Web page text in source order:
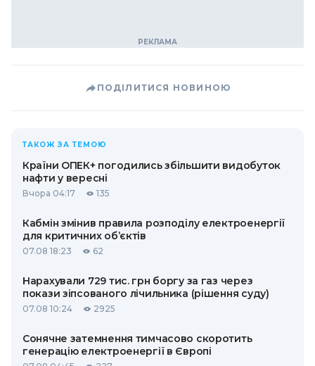
ПОДІЛИТИСЯ НОВИНОЮ
ТАКОЖ ЗА ТЕМОЮ
Країни ОПЕК+ погодились збільшити видобуток
нафти у вересні
Вчора 04:17 135
Кабмін змінив правила розподілу електроенергії
для критичних об’єктів
07.08 18:23 62
Нарахували 729 тис. грн боргу за газ через
покази зіпсованого лічильника (рішення суду)
07.08 10:24 2925
Сонячне затемнення тимчасово скоротить
генерацію електроенергії в Європі